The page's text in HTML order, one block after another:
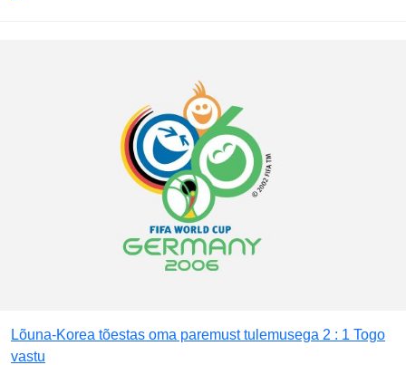
Lõuna-Korea tõestas oma paremust tulemusega 2 : 1 Togo
vastu